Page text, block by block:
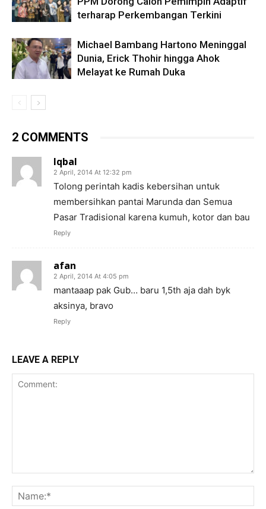
terharap Perkembangan Terkini
Michael Bambang Hartono Meninggal
Dunia, Erick Thohir hingga Ahok
Melayat ke Rumah Duka
2 COMMENTS
Iqbal
2 April, 2014 At 12:32 pm
Tolong perintah kadis kebersihan untuk
membersihkan pantai Marunda dan Semua
Pasar Tradisional karena kumuh, kotor dan bau
Reply
afan
2 April, 2014 At 4:05 pm
mantaaap pak Gub… baru 1,5th aja dah byk
aksinya, bravo
Reply
LEAVE A REPLY